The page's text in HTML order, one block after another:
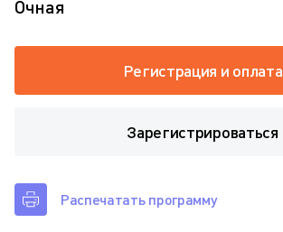
Очная
Регистрация и оплата
Зарегистрироваться
Распечатать программу